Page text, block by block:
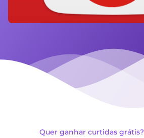
Quer ganhar curtidas grátis?